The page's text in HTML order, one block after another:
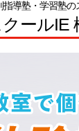
指導塾・学習塾の
クールIE